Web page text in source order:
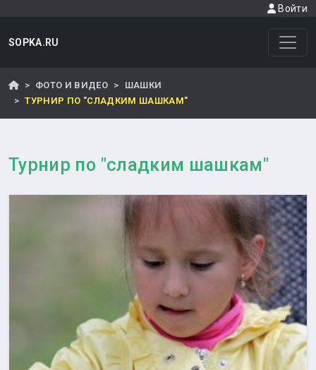
Войти
SOPKA.RU
ФОТО И ВИДЕО
ШАШКИ
ТУРНИР ПО "СЛАДКИМ ШАШКАМ"
Турнир по "сладким шашкам"